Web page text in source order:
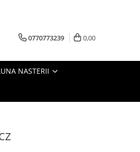
0770773239 0,00
NASTERII